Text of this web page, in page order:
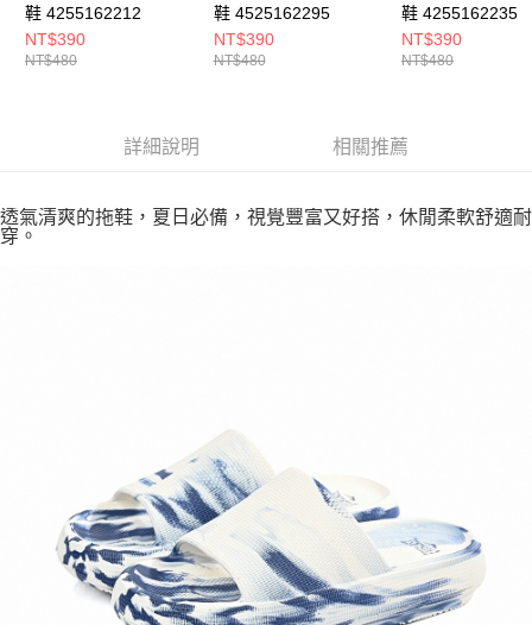
鞋 4255162212
NT$390
NT$480
鞋 4525162295
NT$390
NT$480
鞋 4255162235
NT$390
NT$480
詳細說明 相關推薦
透氣清爽的拖鞋，夏日必備，視覺豐富又好搭，休閒柔軟舒適耐
穿。